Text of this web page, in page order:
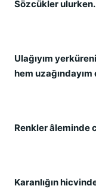
Sözcükler ulurken.
Ulağıyım
hem
Renkler âleminde
Karanlığın